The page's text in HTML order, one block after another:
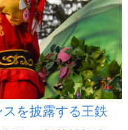
を披露する王鉄